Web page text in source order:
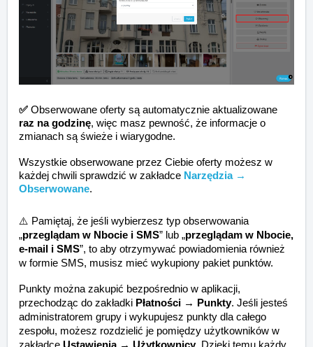
✅ Obserwowane oferty są automatycznie aktualizowane
raz na godzinę, więc masz pewność, że informacje o
zmianach są świeże i wiarygodne.
Wszystkie obserwowane przez Ciebie oferty możesz w
każdej chwili sprawdzić w zakładce Narzędzia →
Obserwowane.
⚠️ Pamiętaj, że jeśli wybierzesz typ obserwowania
„przeglądam w Nbocie i SMS” lub „przeglądam w Nbocie,
e-mail i SMS”, to aby otrzymywać powiadomienia również
w formie SMS, musisz mieć wykupiony pakiet punktów.
Punkty można zakupić bezpośrednio w aplikacji,
przechodząc do zakładki Płatności → Punkty. Jeśli jesteś
administratorem grupy i wykupujesz punkty dla całego
zespołu, możesz rozdzielić je pomiędzy użytkowników w